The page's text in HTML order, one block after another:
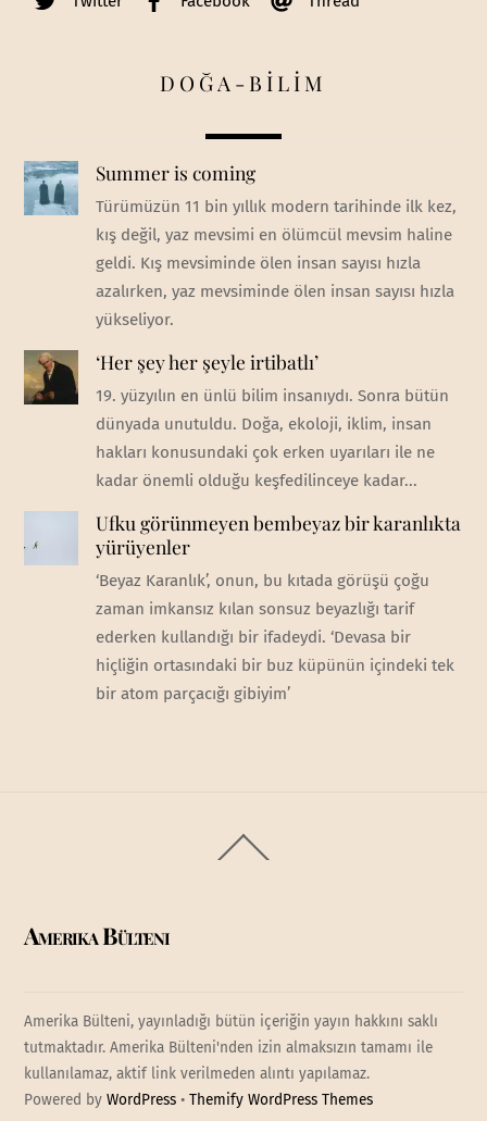
DOĞA-BİLİM
Summer is coming
Türümüzün 11 bin yıllık modern tarihinde ilk kez,
kış değil, yaz mevsimi en ölümcül mevsim haline
geldi. Kış mevsiminde ölen insan sayısı hızla
azalırken, yaz mevsiminde ölen insan sayısı hızla
yükseliyor.
‘Her şey her şeyle irtibatlı’
19. yüzyılın en ünlü bilim insanıydı. Sonra bütün
dünyada unutuldu. Doğa, ekoloji, iklim, insan
hakları konusundaki çok erken uyarıları ile ne
kadar önemli olduğu keşfedilinceye kadar...
Ufku görünmeyen bembeyaz bir karanlıkta
yürüyenler
‘Beyaz Karanlık’, onun, bu kıtada görüşü çoğu
zaman imkansız kılan sonsuz beyazlığı tarif
ederken kullandığı bir ifadeydi. ‘Devasa bir
hiçliğin ortasındaki bir buz küpünün içindeki tek
bir atom parçacığı gibiyim’
To
Amerika Bülteni
Amerika Bülteni, yayınladığı bütün içeriğin yayın hakkını saklı
tutmaktadır. Amerika Bülteni'nden izin almaksızın tamamı ile
kullanılamaz, aktif link verilmeden alıntı yapılamaz.
Powered byWordPress •Themify WordPress Themes